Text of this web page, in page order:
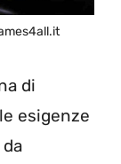
di
esigenze